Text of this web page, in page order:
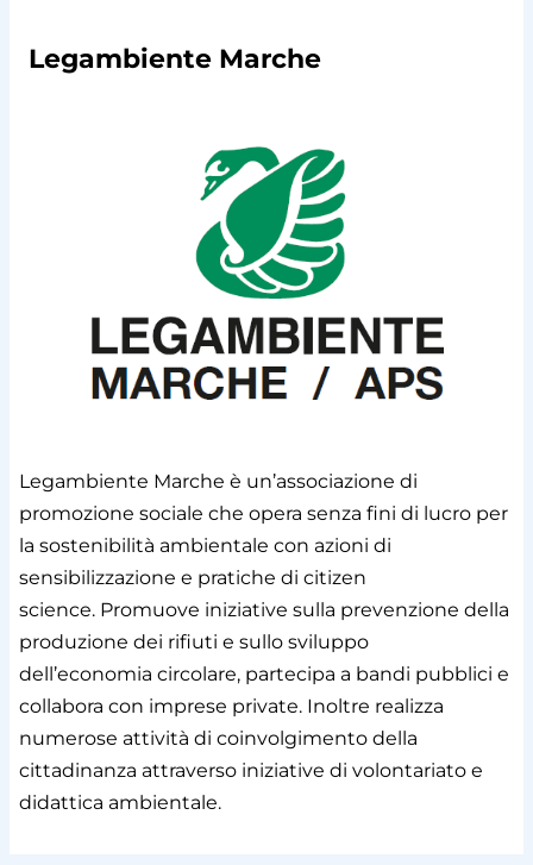
pane
Legambiente Marche
Legambiente Marche è un’associazione di
promozione sociale che opera senza fini di lucro per
la sostenibilità ambientale con azioni di
sensibilizzazione e pratiche di citizen
science. Promuove iniziative sulla prevenzione della
produzione dei rifiuti e sullo sviluppo
dell’economia circolare, partecipa a bandi pubblici e
collabora con imprese private. Inoltre realizza
numerose attività di coinvolgimento della
cittadinanza attraverso iniziative di volontariato e
didattica ambientale.